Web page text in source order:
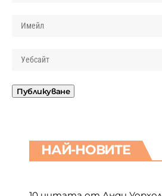
НАЙ-НОВИТЕ